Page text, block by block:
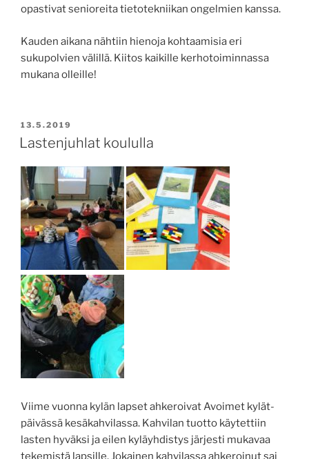
opastivat senioreita tietotekniikan ongelmien kanssa.
Kauden aikana nähtiin hienoja kohtaamisia eri
sukupolvien välillä. Kiitos kaikille kerhotoiminnassa
mukana olleille!
JULKAISTU
13.5.2019
Lastenjuhlat koululla
Viime vuonna kylän lapset ahkeroivat Avoimet kylät-
päivässä kesäkahvilassa. Kahvilan tuotto käytettiin
lasten hyväksi ja eilen kyläyhdistys järjesti mukavaa